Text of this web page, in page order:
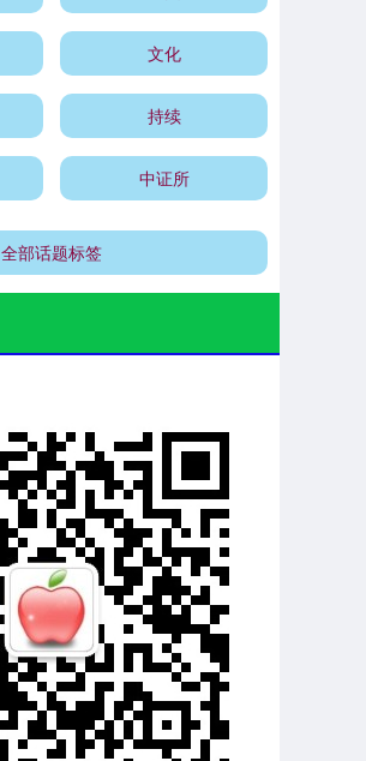
文化
持续
中证所
全部话题标签